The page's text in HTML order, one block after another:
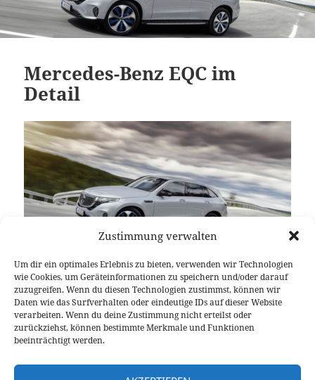
Zustimmung verwalten
Um dir ein optimales Erlebnis zu bieten, verwenden wir Technologien
wie Cookies, um Geräteinformationen zu speichern und/oder darauf
zuzugreifen. Wenn du diesen Technologien zustimmst, können wir
Daten wie das Surfverhalten oder eindeutige IDs auf dieser Website
verarbeiten. Wenn du deine Zustimmung nicht erteilst oder
zurückziehst, können bestimmte Merkmale und Funktionen
beeinträchtigt werden.
Mercedes-Benz EQC im
Detail
Mittlerweile sind einige Tage seit der Weltpremiere
des ersten rein elektrischen SUVs von Mercedes-
Benz vergangen. Zeit für ein kleines Resümee zum
den Wettbewerb mit Tesla treten will.